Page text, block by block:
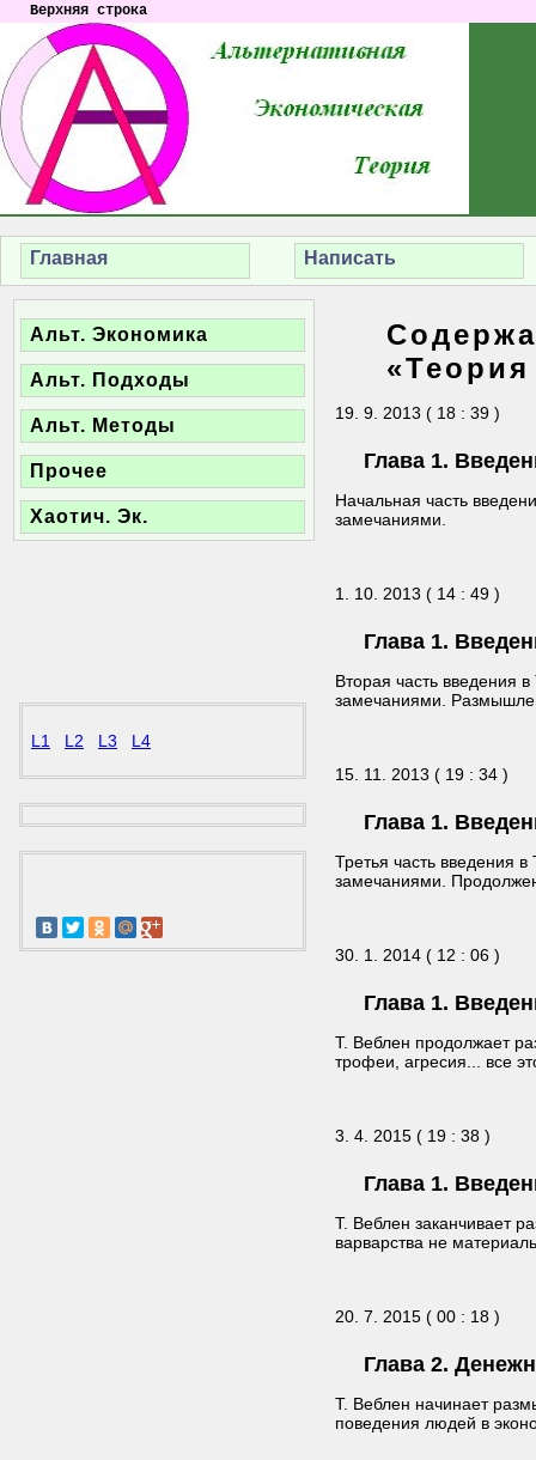
Верхняя строка
Главная Написать
Альт. Экономика
Альт. Подходы
Альт. Методы
Прочее
Хаотич. Эк.
L1 L2 L3 L4
19. 9. 2013 ( 18 : 39 )
Глава 1.
Начальная часть
замечаниями.
1. 10. 2013 ( 14 : 49 )
Глава 1.
Вторая часть введения
замечаниями.
15. 11. 2013 ( 19 : 34 )
Глава 1.
Третья часть введения
замечаниями.
30. 1. 2014 ( 12 : 06 )
Глава 1.
Т. Веблен продолжает
трофеи, агресия... все
3. 4. 2015 ( 19 : 38 )
Глава 1.
Т. Веблен заканчивает
варварства не
20. 7. 2015 ( 00 : 18 )
Глава 2.
Т. Веблен начинает
поведения людей в